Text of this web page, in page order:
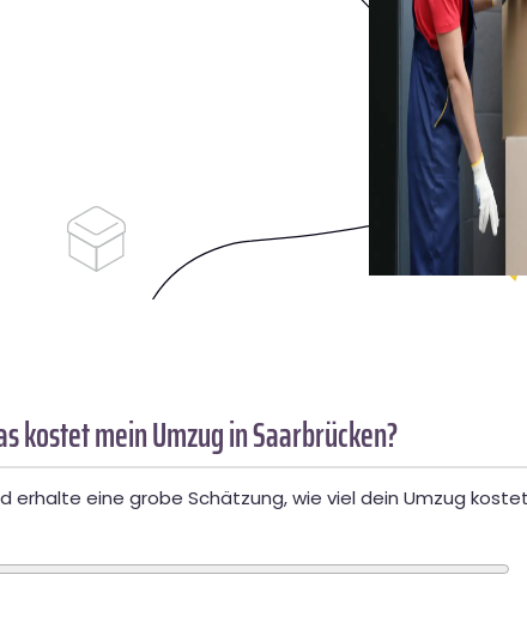
kostet mein Umzug in Saarbrücken?
erhalte eine grobe Schätzung, wie viel dein Umzug